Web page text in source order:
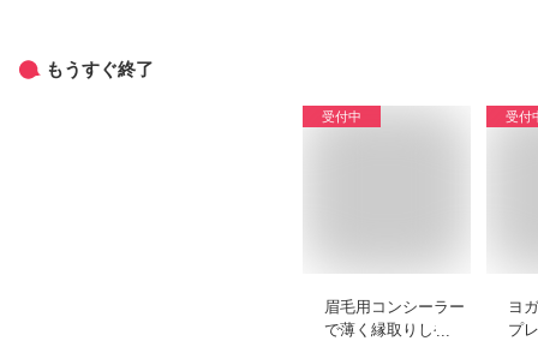
もうすぐ終了
受付中
眉毛用コンシーラー
で薄く縁取りしやす
受付
ヨ
プ